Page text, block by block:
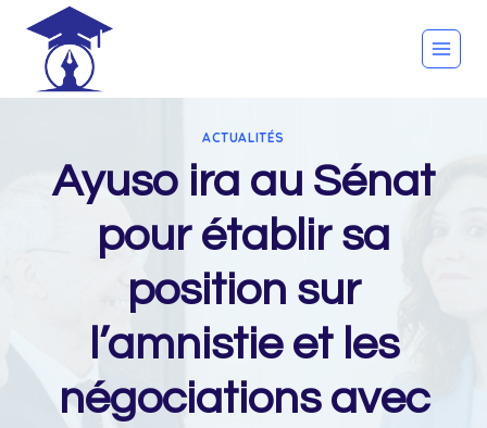
content
ACTUALITÉS
Ayuso ira au Sénat
pour établir sa
position sur
l’amnistie et les
négociations avec